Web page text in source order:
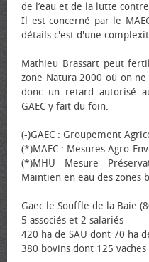
de l’eau et de la lutte
Il est concerné par le
détails c'est d'une
Mathieu Brassart peut
zone Natura 2000 où on
donc un retard autorisé
GAEC y fait du foin.
(-)GAEC : Groupement
(*)MAEC : Mesures Agro-
(*)MHU Mesure
Maintien en eau des zones
Gaec le Souffle de la Baie
5 associés et 2 salariés
420 ha de SAU dont 70 ha
380 bovins dont 125